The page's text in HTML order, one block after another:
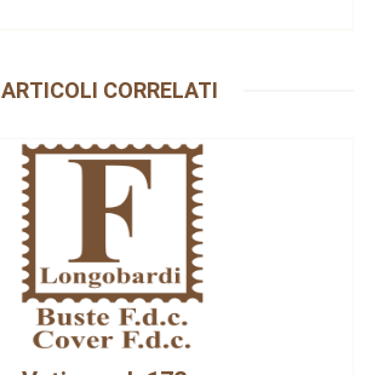
ARTICOLI CORRELATI